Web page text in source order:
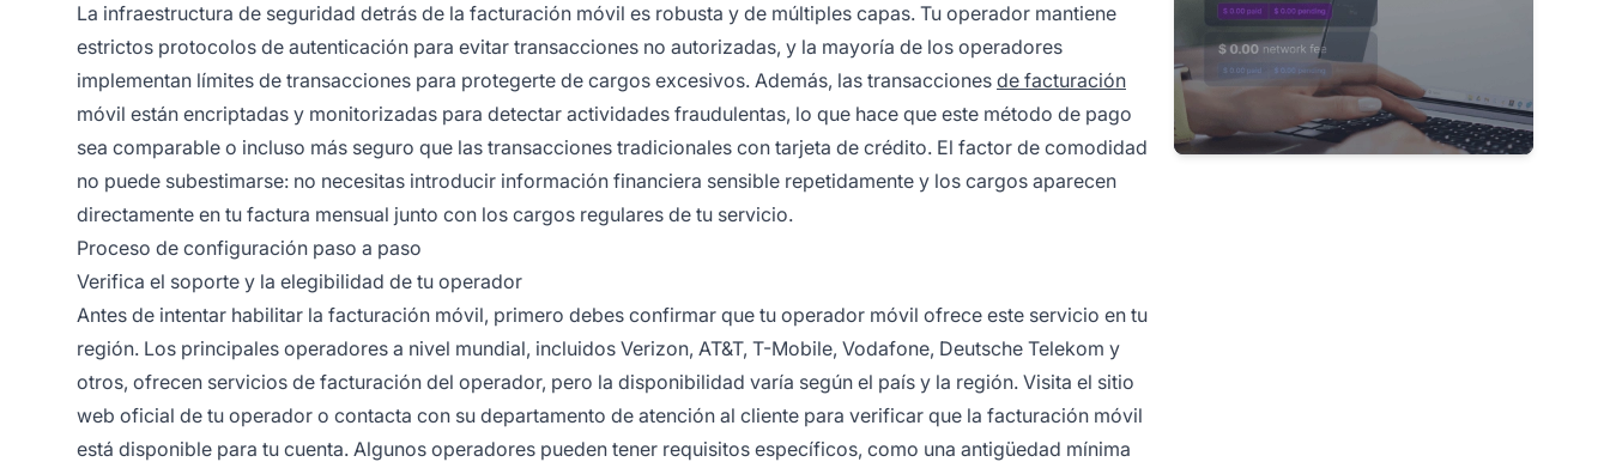
La infraestructura de seguridad detrás de la facturación móvil es robusta y de múltiples capas. Tu operador mantiene
estrictos protocolos de autenticación para evitar transacciones no autorizadas, y la mayoría de los operadores
implementan límites de transacciones para protegerte de cargos excesivos. Además, las transacciones de facturación
móvil están encriptadas y monitorizadas para detectar actividades fraudulentas, lo que hace que este método de pago
sea comparable o incluso más seguro que las transacciones tradicionales con tarjeta de crédito. El factor de comodidad
no puede subestimarse: no necesitas introducir información financiera sensible repetidamente y los cargos aparecen
directamente en tu factura mensual junto con los cargos regulares de tu servicio.
Proceso de configuración paso a paso
Verifica el soporte y la elegibilidad de tu operador
Antes de intentar habilitar la facturación móvil, primero debes confirmar que tu operador móvil ofrece este servicio en tu
región. Los principales operadores a nivel mundial, incluidos Verizon, AT&T, T-Mobile, Vodafone, Deutsche Telekom y
otros, ofrecen servicios de facturación del operador, pero la disponibilidad varía según el país y la región. Visita el sitio
web oficial de tu operador o contacta con su departamento de atención al cliente para verificar que la facturación móvil
está disponible para tu cuenta. Algunos operadores pueden tener requisitos específicos, como una antigüedad mínima